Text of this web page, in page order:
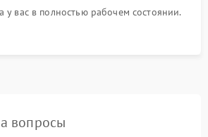
у вас в полностью рабочем состоянии.
вопросы